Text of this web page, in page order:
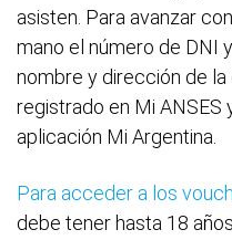
asisten. Para avanzar
mano el número de DNI
nombre y dirección de la
registrado en Mi ANSES
aplicación Mi Argentina.
Para acceder a los
debe tener hasta 18